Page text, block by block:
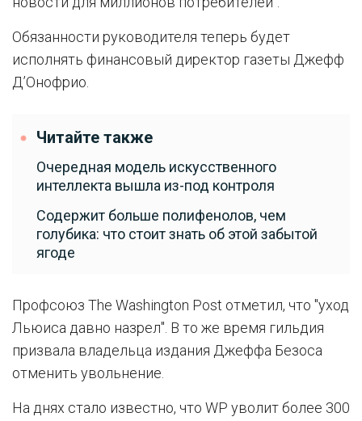
Обязанности руководителя теперь будет
исполнять финансовый директор газеты Джефф
ДʼОнофрио.
Читайте также
Очередная модель искусственного
интеллекта вышла из-под контроля
Содержит больше полифенолов, чем
голубика: что стоит знать об этой забытой
ягоде
Профсоюз The Washington Post отметил, что "уход
Льюиса давно назрел". В то же время гильдия
призвала владельца издания Джеффа Безоса
отменить увольнение.
На днях стало известно, что WP уволит более 300